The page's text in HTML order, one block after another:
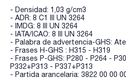
- Densidad: 1,03 g/cm3
- ADR: 8 C1 III UN 3264
- IMDG: 8 III UN 3264
- IATA/ICAO: 8 III UN 3264
- Palabra de advertencia-GHS:
- Frases H-GHS : H315 - H319
- Frases P-GHS: P280 - P264 -
P332+P313 - P337+P313
- Partida arancelaria: 3822 00 00